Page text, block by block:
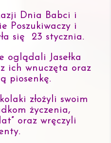
Dnia Babci i
Poszukiwaczy i
się 23 stycznia.
oglądali Jasełka
ich wnuczęta oraz
piosenkę.
złożyli swoim
życzenia,
oraz wręczyli